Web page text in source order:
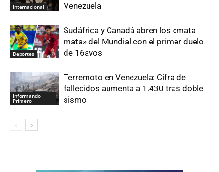
Internacional
Venezuela
Deportes
Sudáfrica y Canadá abren los «mata
mata» del Mundial con el primer duelo
de 16avos
Informando
Primero
Terremoto en Venezuela: Cifra de
fallecidos aumenta a 1.430 tras doble
sismo